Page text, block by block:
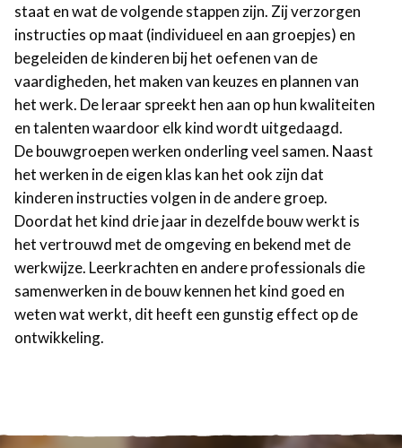
staat en wat de volgende stappen zijn. Zij verzorgen
instructies op maat (individueel en aan groepjes) en
begeleiden de kinderen bij het oefenen van de
vaardigheden, het maken van keuzes en plannen van
het werk. De leraar spreekt hen aan op hun kwaliteiten
en talenten waardoor elk kind wordt uitgedaagd.
De bouwgroepen werken onderling veel samen. Naast
het werken in de eigen klas kan het ook zijn dat
kinderen instructies volgen in de andere groep.
Doordat het kind drie jaar in dezelfde bouw werkt is
het vertrouwd met de omgeving en bekend met de
werkwijze. Leerkrachten en andere professionals die
samenwerken in de bouw kennen het kind goed en
weten wat werkt, dit heeft een gunstig effect op de
ontwikkeling.